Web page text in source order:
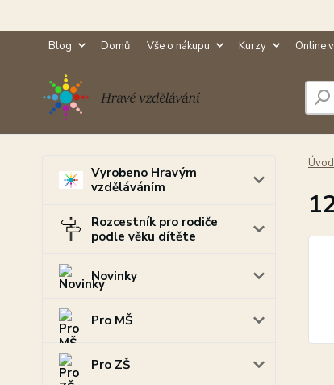
Blog Domů Vše o nákupu Kurzy Online
Vyrobeno Hravým
vzděláváním
Rozcestník pro rodiče
podle věku dítěte
Novinky
Pro MŠ
Pro ZŠ
Úvod